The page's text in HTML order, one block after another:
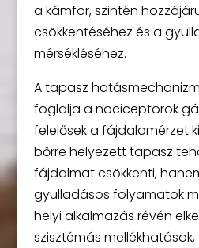
a kámfor, szintén
csökkentéséhez és a
mérsékléséhez.
A tapasz
foglalja a nociceptorok
felelősek a fájdalomérzet
bőrre helyezett tapasz
fájdalmat csökkenti,
gyulladásos folyamatok
helyi alkalmazás révén
szisztémás